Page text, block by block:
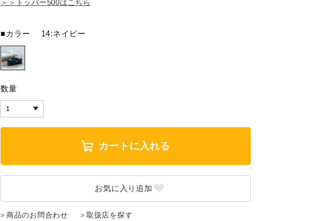
＞＞トッパー500はこちら
■カラー 14:ネイビー
数量
カートに入れる
商品のお問合わせ 取扱店を探す